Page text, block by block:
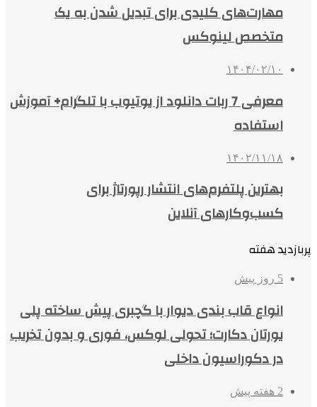
مهارت‌های کلیدی برای تبدیل شدن به یک
متخصص لینوکس
۱۴۰۴/۰۲/۱۰
معرفی 7 ربات دانلود از یوتیوب با تلگرام+ آموزش
استفاده
۱۴۰۲/۱۱/۱۸
بهترین پلتفرم‌های انتشار رپورتاژ برای
کسب‌وکارهای آنلاین
پربازدید هفته
5 روز پیش
انواع قاب بندی دیوار با گچبری پیش ساخته پلی
یورتان دکارت؛ تحولی لوکس، فوری و بدون تخریب
در دکوراسیون داخلی
2 هفته پیش